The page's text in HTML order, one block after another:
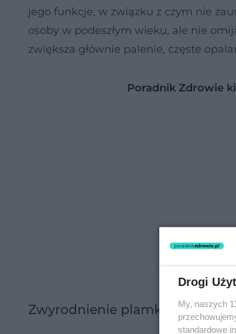
jego funkcje, w związku z czym nie
osoby w podeszłym wieku, ale nie
zwiększa głównie palenie, częste
Poradnik Zdrowie
Zwyrodnienie plamki żółtej -
Drogi
My, naszych
standardowe